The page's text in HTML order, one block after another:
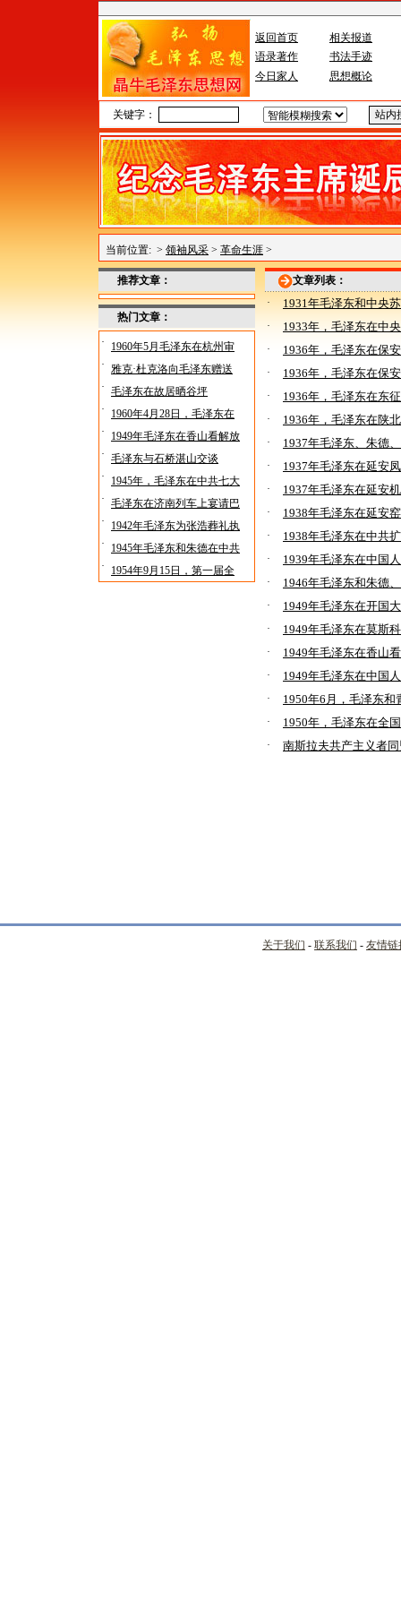
返回首页
相关报道
语录著作
书法手迹
今日家人
思想概论
关键字：
当前位置: > 领袖风采 > 革命生涯 >
推荐文章：
热门文章：
·
1960年5月毛泽东在杭州审
· 雅克·杜克洛向毛泽东赠送
· 毛泽东在故居晒谷坪
·
1960年4月28日，毛泽东在
·
1949年毛泽东在香山看解放
· 毛泽东与石桥湛山交谈
·
1945年，毛泽东在中共七大
· 毛泽东在济南列车上宴请巴
·
1942年毛泽东为张浩葬礼执
·
1945年毛泽东和朱德在中共
·
1954年9月15日，第一届全
文章列表：
·
1931年毛泽东和中央
· 1933年，毛泽东在中
· 1936年，毛泽东在保
· 1936年，毛泽东在保安
· 1936年，毛泽东在东
· 1936年，毛泽东在陕北
· 1937年毛泽东、朱德
· 1937年毛泽东在延安
· 1937年毛泽东在延安
· 1938年毛泽东在延安
· 1938年毛泽东在中共
· 1939年毛泽东在中国
· 1946年毛泽东和朱德
· 1949年毛泽东在开国
· 1949年毛泽东在莫斯科
· 1949年毛泽东在香山
· 1949年毛泽东在中国
· 1950年6月，毛泽东
· 1950年，毛泽东在全
· 南斯拉夫共产主义者
关于我们 - 联系我们 - 友情链